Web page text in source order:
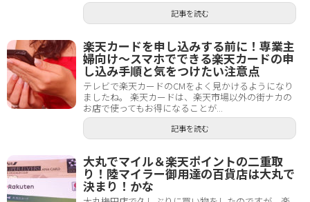
記事を読む
楽天カードを申し込みする前に！専業主
婦向け～スマホでできる楽天カードの申
し込み手順と気をつけたい注意点
テレビで楽天カードのCMをよく見かけるようになり
ましたね。 楽天カードは、楽天市場以外の街ナカの
お店で使ってもお得になることが...
記事を読む
大丸でマイル＆楽天ポイントの二重取
り！陸マイラー御用達の百貨店は大丸で
決まり！かな